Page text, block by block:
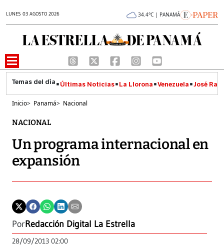
LUNES 03 AGOSTO 2026 34.4°C | PANAMÁ
Últimas Noticias La Llorona Venezuela José
Inicio> Panamá> Nacional
NACIONAL
Un programa internacional en
expansión
PorRedacción Digital La Estrella
28/09/2013 02:00